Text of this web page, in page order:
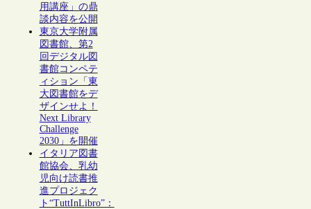
用講座」の鼎
談内容を公開
東京大学附属
図書館、第2
回デジタル図
書館コンペテ
ィション「東
大図書館をデ
ザインせよ！
Next Library
Challenge
2030」を開催
イタリア図書
館協会、乳幼
児向け読書推
進プロジェク
ト“TuttInLibro”：